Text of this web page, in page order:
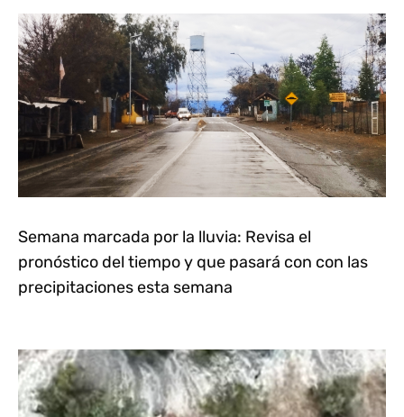
Semana marcada por la lluvia: Revisa el
pronóstico del tiempo y que pasará con con las
precipitaciones esta semana